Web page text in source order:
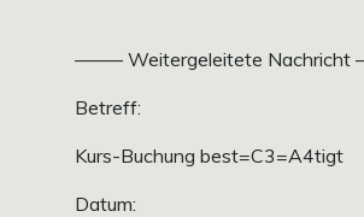
——– Weitergeleitete
Betreff:
Kurs-Buchung best=C3=A4tigt
Datum: